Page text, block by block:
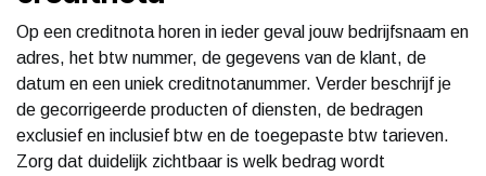
Op een creditnota horen in ieder geval jouw bedrijfsnaam en
adres, het btw nummer, de gegevens van de klant, de
datum en een uniek creditnotanummer. Verder beschrijf je
de gecorrigeerde producten of diensten, de bedragen
exclusief en inclusief btw en de toegepaste btw tarieven.
Zorg dat duidelijk zichtbaar is welk bedrag wordt